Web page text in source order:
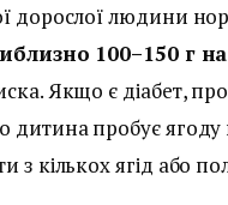
дорослої людини
100–150 г
Якщо є діабет,
дитина пробує
з кількох ягід або